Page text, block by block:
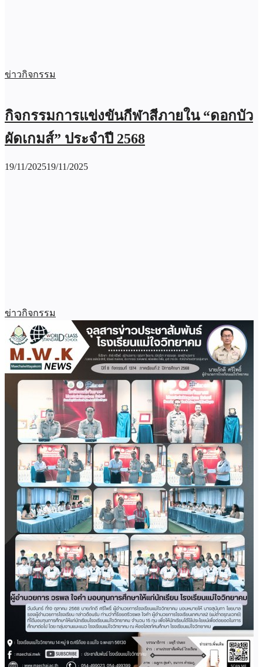
ข่าวกิจกรรม
กิจกรรมการแข่งขันกีฬาสีภายใน “ดอกบัว
ผัดเกมส์” ประจำปี 2568
19/11/202519/11/2025
ข่าวกิจกรรม